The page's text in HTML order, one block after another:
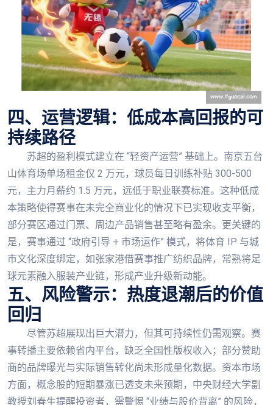
四、运营逻辑：低成本高回报的可
持续路径
苏超的盈利模式建立在 “轻资产运营” 基础上。南京五台
山体育场单场租金仅 2 万元，球员每日训练补贴 300-500
元，主力月薪约 1.5 万元，远低于职业联赛标准。这种低成
本策略使得赛事在未完全商业化的情况下已实现收支平衡，
部分赛区通过门票、周边产品销售甚至略有盈余。更关键的
是，赛事通过 “政府引导 + 市场运作” 模式，将体育 IP 与城
市文化深度绑定，如张家港借赛事推广纺织品牌，常熟将足
球元素融入服装产业链，形成产业升级新动能。
五、风险警示：热度退潮后的价值
回归
尽管苏超展现出巨大潜力，但其可持续性仍需观察。赛
事转播主要依赖省内平台，缺乏全国性版权收入；部分赞助
商的品牌曝光与实际销售转化尚未形成量化数据。资本市场
方面，概念股的短期暴涨已透支未来预期，中央财经大学副
教授刘春生提醒投资者，需警惕 “业绩与股价背离” 的风险，